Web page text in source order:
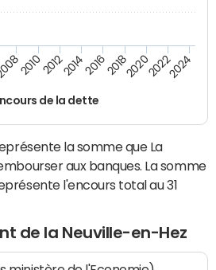
de la dette
20102012201420162018202020222024
la somme que La
aux banques. La somme
l'encours total au 31
de la Neuville-en-Hez